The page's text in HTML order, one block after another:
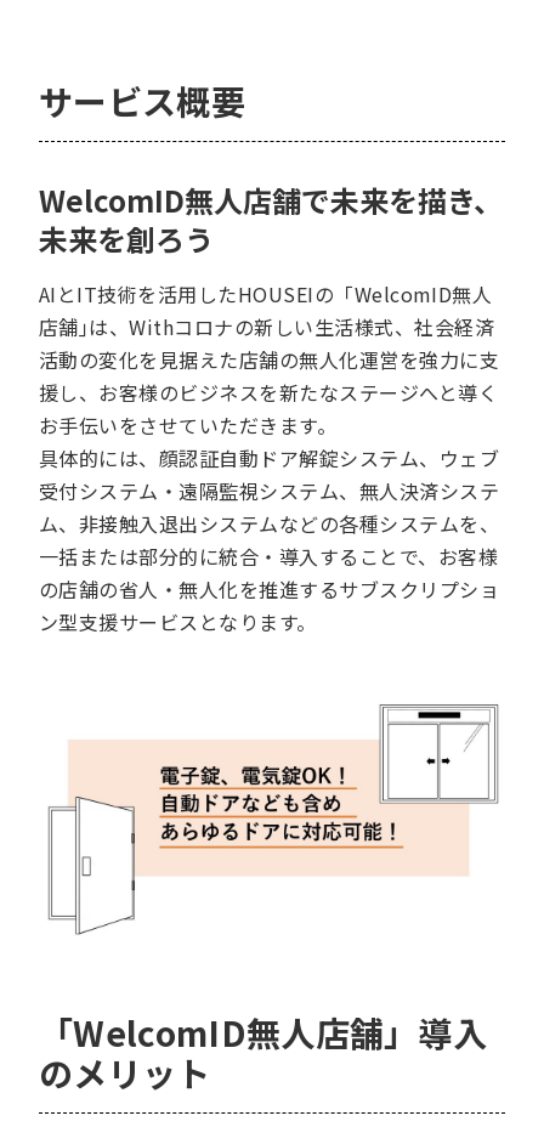
サービス概要
WelcomID無人店舗で未来を描き、
未来を創ろう
AIとIT技術を活用したHOUSEIの「WelcomID無人
店舗｣は、Withコロナの新しい生活様式、社会経済
活動の変化を見据えた店舗の無人化運営を強力に支
援し、お客様のビジネスを新たなステージへと導く
お手伝いをさせていただきます。
具体的には、顔認証自動ドア解錠システム、ウェブ
受付システム・遠隔監視システム、無人決済システ
ム、非接触入退出システムなどの各種システムを、
一括または部分的に統合・導入することで、お客様
の店舗の省人・無人化を推進するサブスクリプショ
ン型支援サービスとなります。
「WelcomID無人店舗」導入
のメリット